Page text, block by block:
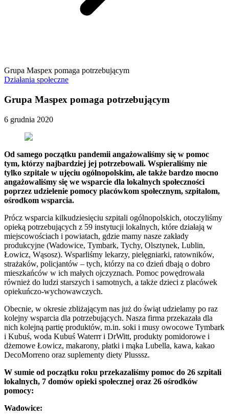
Grupa Maspex pomaga potrzebującym
Działania społeczne
Grupa Maspex pomaga potrzebującym
6 grudnia 2020
Od samego początku pandemii angażowaliśmy się w pomoc
tym, którzy najbardziej jej potrzebowali. Wspieraliśmy nie
tylko szpitale w ujęciu ogólnopolskim, ale także bardzo mocno
angażowaliśmy się we wsparcie dla lokalnych społeczności
poprzez udzielenie pomocy placówkom społecznym, szpitalom,
ośrodkom wsparcia.
Prócz wsparcia kilkudziesięciu szpitali ogólnopolskich, otoczyliśmy
opieką potrzebujących z 59 instytucji lokalnych, które działają w
miejscowościach i powiatach, gdzie mamy nasze zakłady
produkcyjne (Wadowice, Tymbark, Tychy, Olsztynek, Lublin,
Łowicz, Wąsosz). Wsparliśmy lekarzy, pielęgniarki, ratowników,
strażaków, policjantów – tych, którzy na co dzień dbają o dobro
mieszkańców w ich małych ojczyznach. Pomoc powędrowała
również do ludzi starszych i samotnych, a także dzieci z placówek
opiekuńczo-wychowawczych.
Obecnie, w okresie zbliżającym nas już do świąt udzielamy po raz
kolejny wsparcia dla potrzebujących. Nasza firma przekazała dla
nich kolejną partię produktów, m.in. soki i musy owocowe Tymbark
i Kubuś, woda Kubuś Waterrr i DrWitt, produkty pomidorowe i
dżemowe Łowicz, makarony, płatki i mąka Lubella, kawa, kakao
DecoMorreno oraz suplementy diety Plusssz.
W sumie od początku roku przekazaliśmy pomoc do 26 szpitali
lokalnych, 7 domów opieki społecznej oraz 26 ośrodków
pomocy:
Wadowice: